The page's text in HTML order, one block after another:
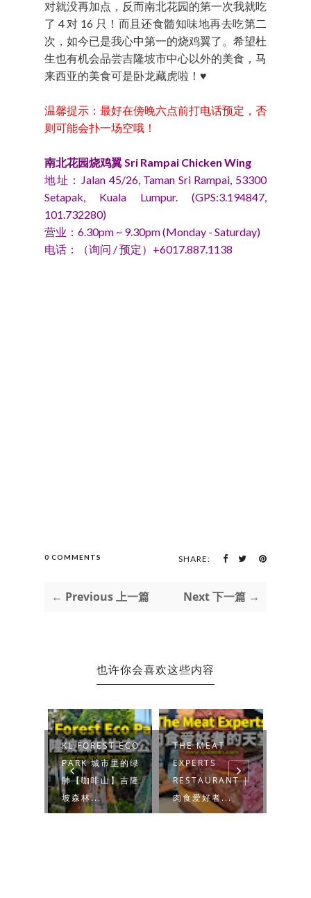
对就没再加点，反而南北花园的第一次我就吃
了 4 对 16 只！而且还食髓知味地再去吃第二
次，如今已是我心中第一的烧鸡翼了。希望杜
生也有机会品尝吉隆坡市中心以外的美食，马
来西亚的美食可是卧龙藏虎啦！♥
温馨提示：最好在傍晚六点前打电话预定，否
则可能会扑一场空哦！
南北花园烧鸡翼 Sri Rampai Chicken Wing
地址：Jalan 45/26, Taman Sri Rampai, 53300
Setapak, Kuala Lumpur. (GPS:3.194847,
101.732280)
营业：6.30pm ~ 9.30pm (Monday - Saturday)
电话：（询问 / 预定）+6017.887.1138
0 COMMENTS SHARE:
← Previous 上一篇 Next 下一篇 →
也许你会喜欢这些内容
KL FOREST ECO
PARK 城市里的绿
肺【咖啡山】吉隆
坡森林...
THE MEAT
EXPERTS
RESTAURANT |
肉食爱好者...